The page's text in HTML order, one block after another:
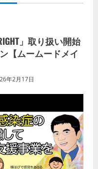
」取り扱い開始
【ムームードメイ
年2月17日